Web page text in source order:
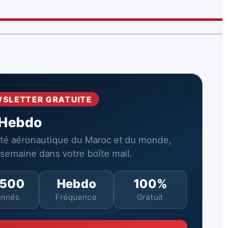
GRATUITE
aéronautique du Maroc et du monde,
dans votre boîte mail.
Hebdo
Fréquence
100%
Gratuit